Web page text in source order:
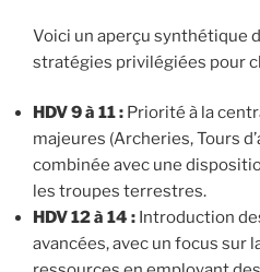
Voici un aperçu synthétique
stratégies privilégiées pour
HDV 9 à 11 : Priorité à la
majeures (Archeries, Tours
combinée avec une
les troupes terrestres.
HDV 12 à 14 : Introduction
avancées, avec un focus sur